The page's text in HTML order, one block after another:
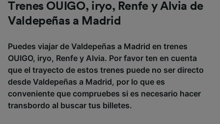
Trenes OUIGO, iryo, Renfe y Alvia de
Valdepeñas a Madrid
Puedes viajar de Valdepeñas a Madrid en trenes
OUIGO, iryo, Renfe y Alvia. Por favor ten en cuenta
que el trayecto de estos trenes puede no ser directo
desde Valdepeñas a Madrid, por lo que es
conveniente que compruebes si es necesario hacer
transbordo al buscar tus billetes.